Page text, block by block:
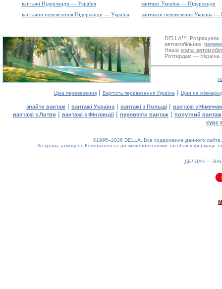
вантажі Нідерланди — Україна
вантажі Україна — Нідерланди
вантажні перевезення Нідерланди — Україна
вантажні перевезення Україна —
DELLA™
Розрахунок
автомобільних
Нашамапа
Роттердам — Україна.
Ціна перевезення| Вартість перевезення Україна | Ціни на
знайти вантаж | вантажі Україна | вантажі з Польщі | вантажі з
вантажі з Литви | вантажі з Фінляндії| перевезти вантаж| попутний вантаж
курс
©1995–2026 DELLA. Все содержание данного
Усі права захищені. Копіювання та розміщення в інших засобах інформації
ДЕЛЛА® —